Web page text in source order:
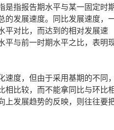
是指报告期水平与某一固定时
的发展速度。同比发展速度，
平对比，而达到的相对发展速
平与前一时期水平之比，表明
度，但由于采用基期的不同，
相比较，而不能拿同比与环比
上发展趋势的反映，则往往要